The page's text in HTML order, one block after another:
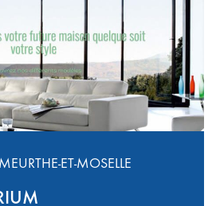
ET-MOSELLE